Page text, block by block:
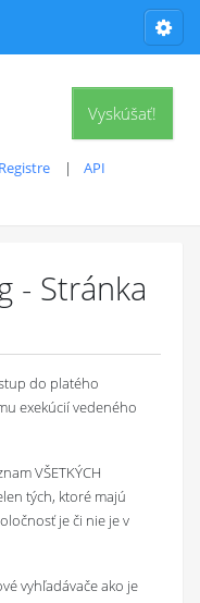
Vyskúšať!
Registre
API
- Stránka
do platého
exekúcií vedeného
VŠETKÝCH
tých, ktoré majú
je či nie je v
vyhľadávače ako je